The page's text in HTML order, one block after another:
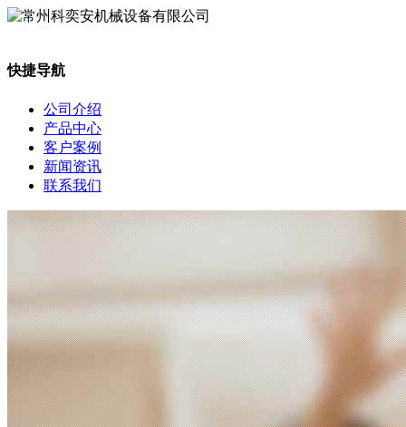
快捷导航
公司介绍
产品中心
客户案例
新闻资讯
联系我们